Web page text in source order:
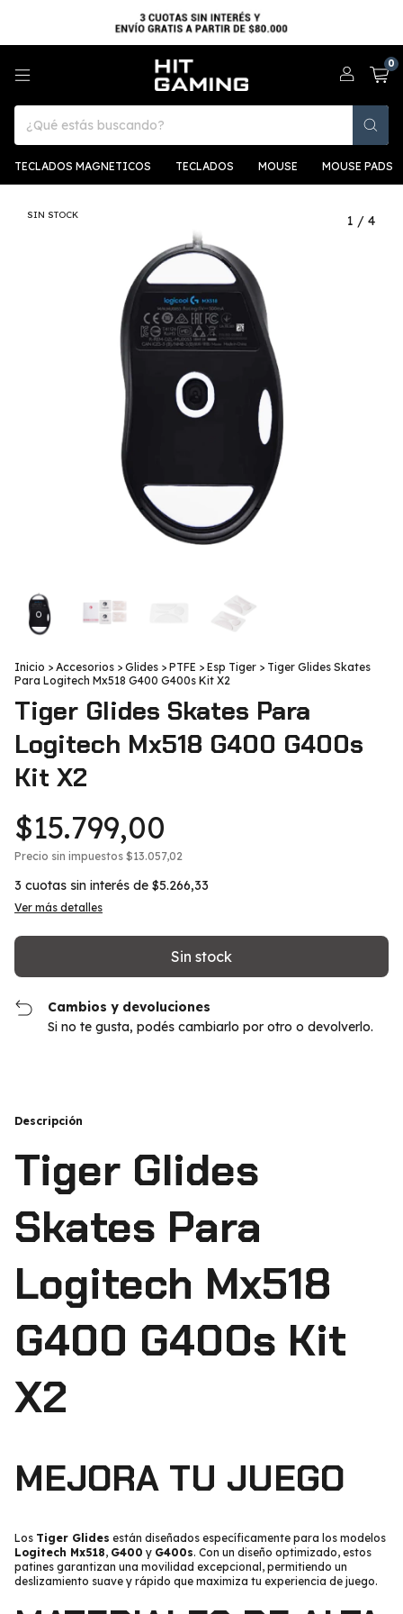
0
TECLADOS MAGNETICOS TECLADOS MOUSE MOUSE PADS
SIN STOCK 1 / 4
Inicio > Accesorios > Glides > PTFE > Esp Tiger > Tiger Glides Skates
Para Logitech Mx518 G400 G400s Kit X2
Tiger Glides Skates Para
Logitech Mx518 G400 G400s
Kit X2
$15.799,00
Precio sin impuestos $13.057,02
3 cuotas sin interés de $5.266,33
Ver más detalles
Cambios y devoluciones
Si no te gusta, podés cambiarlo por otro o devolverlo.
Descripción
Tiger Glides
Skates Para
Logitech Mx518
G400 G400s Kit
X2
MEJORA TU JUEGO
Los Tiger Glides están diseñados específicamente para los modelos
Logitech Mx518, G400 y G400s. Con un diseño optimizado, estos
patines garantizan una movilidad excepcional, permitiendo un
deslizamiento suave y rápido que maximiza tu experiencia de juego.